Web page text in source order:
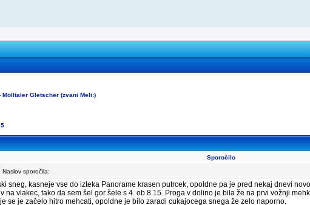
Mölltaler Gletscher (zvani Meli:)
5
Sporočilo
Naslov sporočila:
sneg, kasneje vse do izteka Panorame krasen putrcek, opoldne pa je pred nekaj dnevi
na vlakec, tako da sem šel gor šele s 4. ob 8.15. Proga v dolino je bila že na prvi vožnji
se je začelo hitro mehcati, opoldne je bilo zaradi cukajocega snega že zelo naporno.